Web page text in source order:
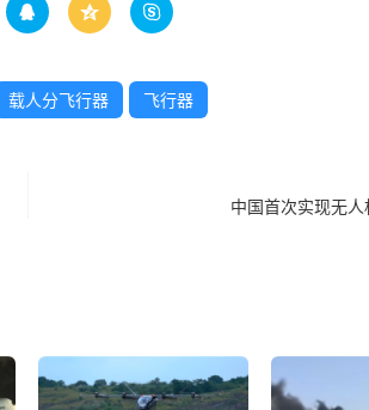
  
载人分飞行器 飞行器
中国首次实现无